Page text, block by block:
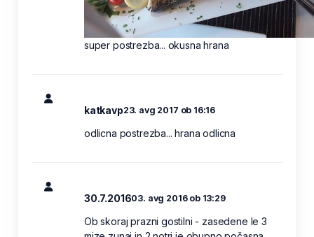
super postrezba... okusna hrana
katkavp23. avg 2017 ob 16:16
odlicna postrezba... hrana odlicna
30.7.201603. avg 2016 ob 13:29
Ob skoraj prazni gostilni - zasedene le 3